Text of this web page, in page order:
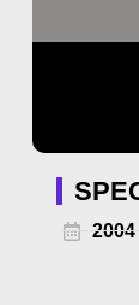
2004